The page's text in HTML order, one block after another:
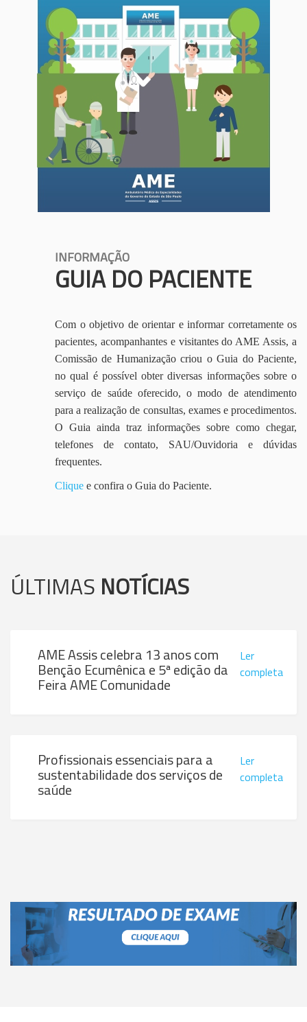
INFORMAÇÃO
GUIA DO PACIENTE
Com o objetivo de orientar e informar corretamente os
pacientes, acompanhantes e visitantes do AME Assis, a
Comissão de Humanização criou o Guia do Paciente,
no qual é possível obter diversas informações sobre o
serviço de saúde oferecido, o modo de atendimento
para a realização de consultas, exames e procedimentos.
O Guia ainda traz informações sobre como chegar,
telefones de contato, SAU/Ouvidoria e dúvidas
frequentes.
Clique e confira o Guia do Paciente.
ÚLTIMAS NOTÍCIAS
AME Assis celebra 13 anos com
Benção Ecumênica e 5ª edição da
Feira AME Comunidade
Ler
completa
Profissionais essenciais para a
sustentabilidade dos serviços de
saúde
Ler
completa